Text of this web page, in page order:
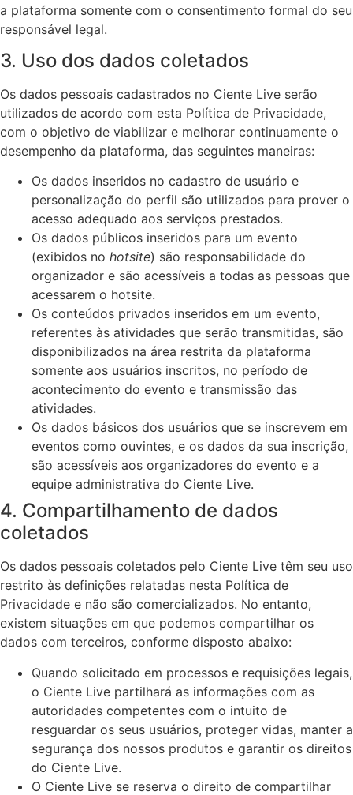
a plataforma somente com o consentimento formal do seu
responsável legal.
3. Uso dos dados coletados
Os dados pessoais cadastrados no Ciente Live serão
utilizados de acordo com esta Política de Privacidade,
com o objetivo de viabilizar e melhorar continuamente o
desempenho da plataforma, das seguintes maneiras:
Os dados inseridos no cadastro de usuário e
personalização do perfil são utilizados para prover o
acesso adequado aos serviços prestados.
Os dados públicos inseridos para um evento
(exibidos no hotsite) são responsabilidade do
organizador e são acessíveis a todas as pessoas que
acessarem o hotsite.
Os conteúdos privados inseridos em um evento,
referentes às atividades que serão transmitidas, são
disponibilizados na área restrita da plataforma
somente aos usuários inscritos, no período de
acontecimento do evento e transmissão das
atividades.
Os dados básicos dos usuários que se inscrevem em
eventos como ouvintes, e os dados da sua inscrição,
são acessíveis aos organizadores do evento e a
equipe administrativa do Ciente Live.
4. Compartilhamento de dados
coletados
Os dados pessoais coletados pelo Ciente Live têm seu uso
restrito às definições relatadas nesta Política de
Privacidade e não são comercializados. No entanto,
existem situações em que podemos compartilhar os
dados com terceiros, conforme disposto abaixo:
Quando solicitado em processos e requisições legais,
o Ciente Live partilhará as informações com as
autoridades competentes com o intuito de
resguardar os seus usuários, proteger vidas, manter a
segurança dos nossos produtos e garantir os direitos
do Ciente Live.
O Ciente Live se reserva o direito de compartilhar